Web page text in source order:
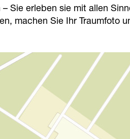
Sie erleben sie mit allen
machen Sie Ihr Traumfoto